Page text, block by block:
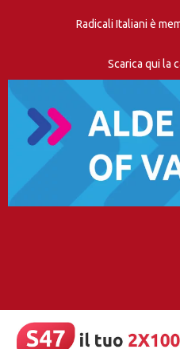
Radicali Italiani è
Scarica qui la